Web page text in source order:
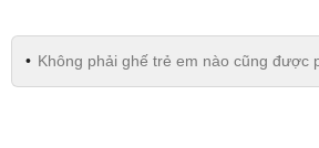
Không phải ghế trẻ em nào cũng được